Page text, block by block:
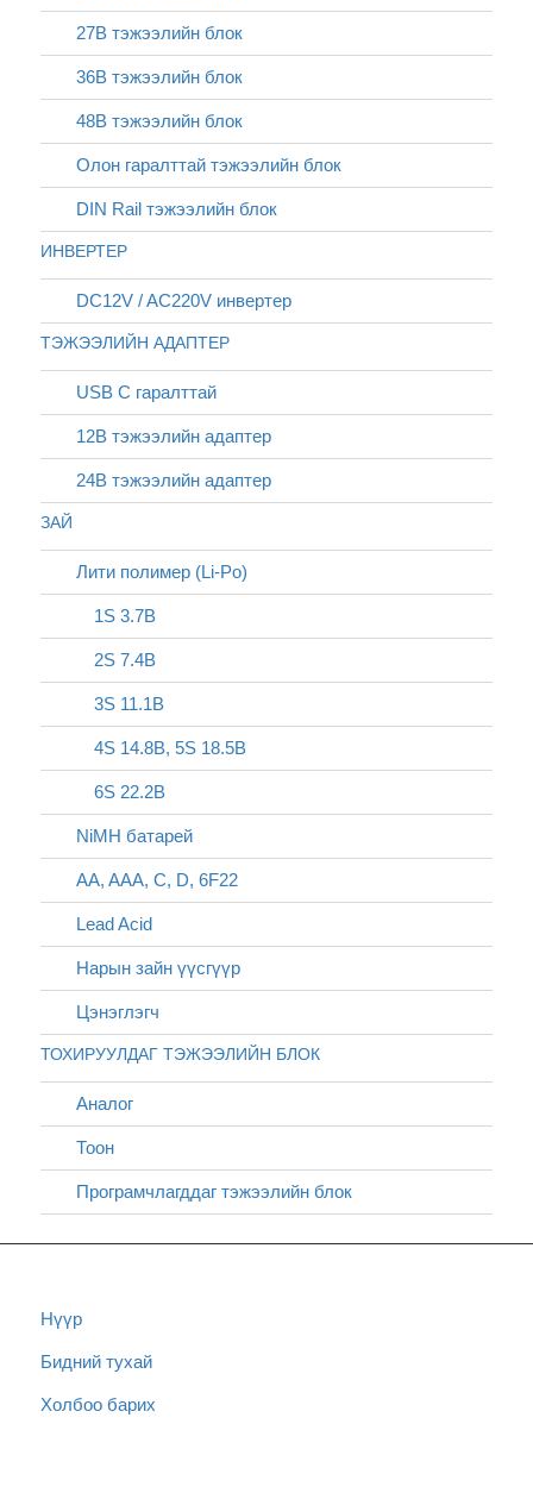
27В тэжээлийн блок
36В тэжээлийн блок
48В тэжээлийн блок
Олон гаралттай тэжээлийн блок
DIN Rail тэжээлийн блок
ИНВЕРТЕР
DC12V / AC220V инвертер
ТЭЖЭЭЛИЙН АДАПТЕР
USB C гаралттай
12В тэжээлийн адаптер
24В тэжээлийн адаптер
ЗАЙ
Лити полимер (Li-Po)
1S 3.7В
2S 7.4В
3S 11.1В
4S 14.8В, 5S 18.5В
6S 22.2В
NiMH батарей
AA, AAA, C, D, 6F22
Lead Acid
Нарын зайн үүсгүүр
Цэнэглэгч
ТОХИРУУЛДАГ ТЭЖЭЭЛИЙН БЛОК
Аналог
Тоон
Програмчлагддаг тэжээлийн блок
Нүүр
Бидний тухай
Холбоо барих